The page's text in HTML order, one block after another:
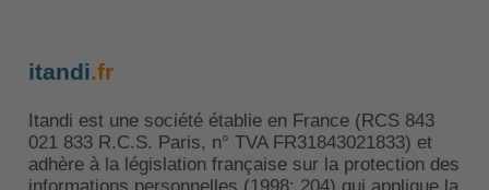
itandi.fr
Itandi est une société établie en France (RCS 843
021 833 R.C.S. Paris, n° TVA FR31843021833) et
adhère à la législation française sur la protection des
informations personnelles (1998: 204) qui applique la